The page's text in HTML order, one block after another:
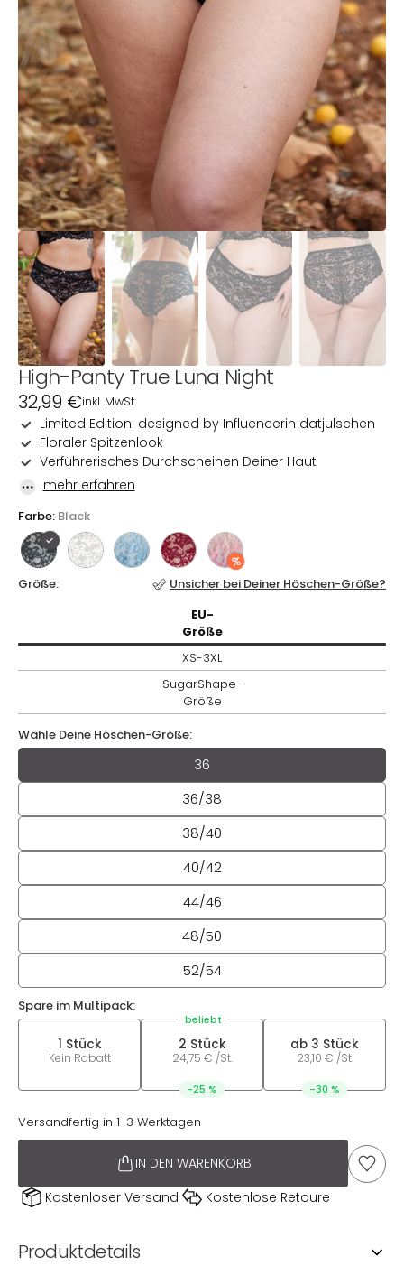
1
High-Panty True Luna Night
Normaler
Preis
32,99 €inkl. MwSt.
Limited Edition: designed by Influencerin datjulschen
Floraler Spitzenlook
Verführerisches Durchscheinen Deiner Haut
mehr erfahren
Farbe: Black
Größe: Unsicher bei Deiner Höschen-Größe?
Größe / XS-3XL / SugarShape-
Größe
EU-
Größe
XS-3XL
SugarShape-
Größe
Wähle Deine Höschen-Größe:
Wähle Deine Höschen-Größe:
36
36/38
38/40
40/42
44/46
48/50
52/54
Spare im Multipack:
1 Stück
Kein Rabatt
beliebt
2 Stück
24,75 € /St.
-25 %
ab 3 Stück
23,10 € /St.
-30 %
Versandfertig in 1-3 Werktagen
IN DEN WARENKORB AUF
Kostenloser Versand Kostenlose Retoure
Produktdetails